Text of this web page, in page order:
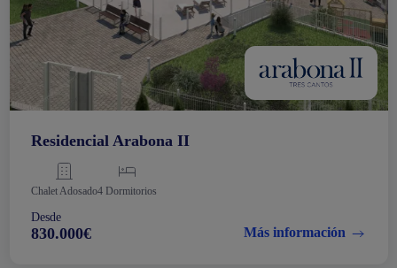
Residencial Arabona II
Chalet Adosado4 Dormitorios
Desde
830.000€ Más información